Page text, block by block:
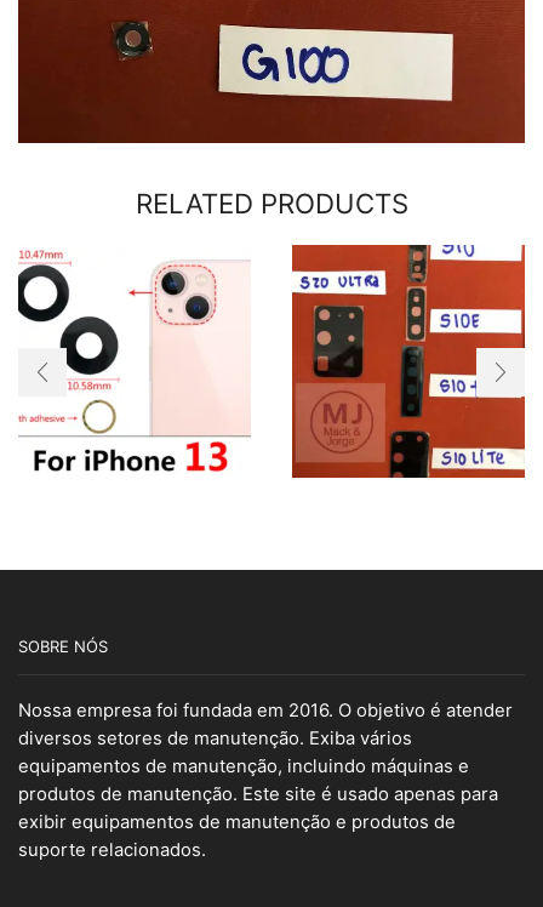
RELATED PRODUCTS
SOBRE NÓS
Nossa empresa foi fundada em 2016. O objetivo é atender
diversos setores de manutenção. Exiba vários
equipamentos de manutenção, incluindo máquinas e
produtos de manutenção. Este site é usado apenas para
exibir equipamentos de manutenção e produtos de
suporte relacionados.